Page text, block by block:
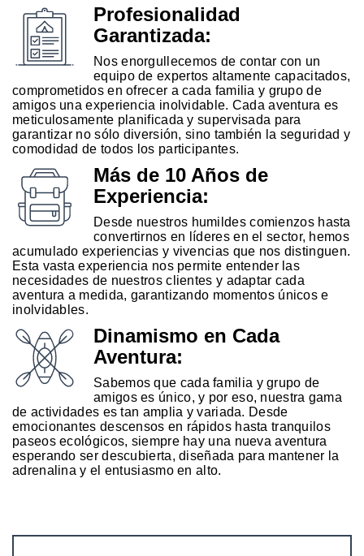
Profesionalidad
Garantizada:
Nos enorgullecemos de contar con un
equipo de expertos altamente capacitados,
comprometidos en ofrecer a cada familia y grupo de
amigos una experiencia inolvidable. Cada aventura es
meticulosamente planificada y supervisada para
garantizar no sólo diversión, sino también la seguridad y
comodidad de todos los participantes.
Más de 10 Años de
Experiencia:
Desde nuestros humildes comienzos hasta
convertirnos en líderes en el sector, hemos
acumulado experiencias y vivencias que nos distinguen.
Esta vasta experiencia nos permite entender las
necesidades de nuestros clientes y adaptar cada
aventura a medida, garantizando momentos únicos e
inolvidables.
Dinamismo en Cada
Aventura:
Sabemos que cada familia y grupo de
amigos es único, y por eso, nuestra gama
de actividades es tan amplia y variada. Desde
emocionantes descensos en rápidos hasta tranquilos
paseos ecológicos, siempre hay una nueva aventura
esperando ser descubierta, diseñada para mantener la
adrenalina y el entusiasmo en alto.